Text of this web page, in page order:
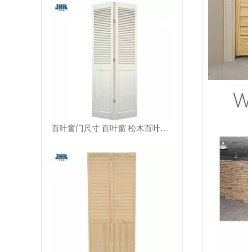
百叶窗门尺寸 百叶窗 松木百叶窗门